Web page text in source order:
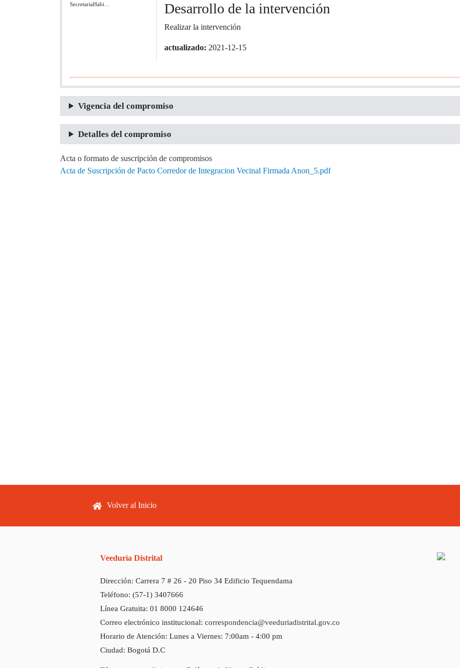
SecretariaHabi… Desarrollo de la intervención
Realizar la intervención
actualizado: 2021-12-15
Vigencia del compromiso
Detalles del compromiso
Acta o formato de suscripción de compromisos
Acta de Suscripción de Pacto Corredor de Integracion Vecinal Firmada Anon_5.pdf
Footer menu
Volver al Inicio
Veeduría Distrital
Dirección: Carrera 7 # 26 - 20 Piso 34 Edificio Tequendama
Teléfono: (57-1) 3407666
Línea Gratuita: 01 8000 124646
Correo electrónico institucional: correspondencia@veeduriadistrital.gov.co
Horario de Atención: Lunes a Viernes: 7:00am - 4:00 pm
Ciudad: Bogotá D.C